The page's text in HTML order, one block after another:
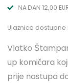
NA DAN 12,00
Ulaznice dostupne
Vlatko
up komičara
prije nastupa